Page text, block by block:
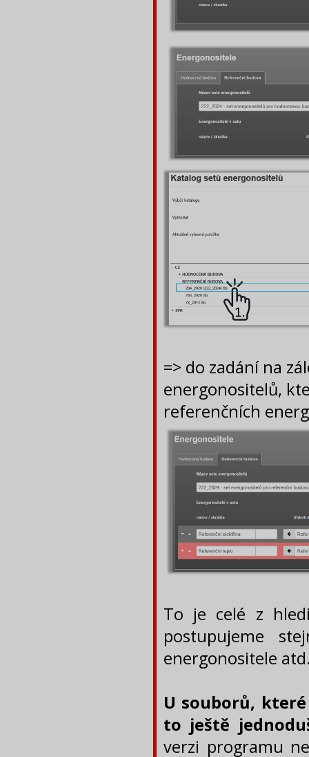
=> do zadání na
energonositelů,
referenčních
To je celé z
postupujeme
energonositele
U souborů,
to ještě
verzi programu